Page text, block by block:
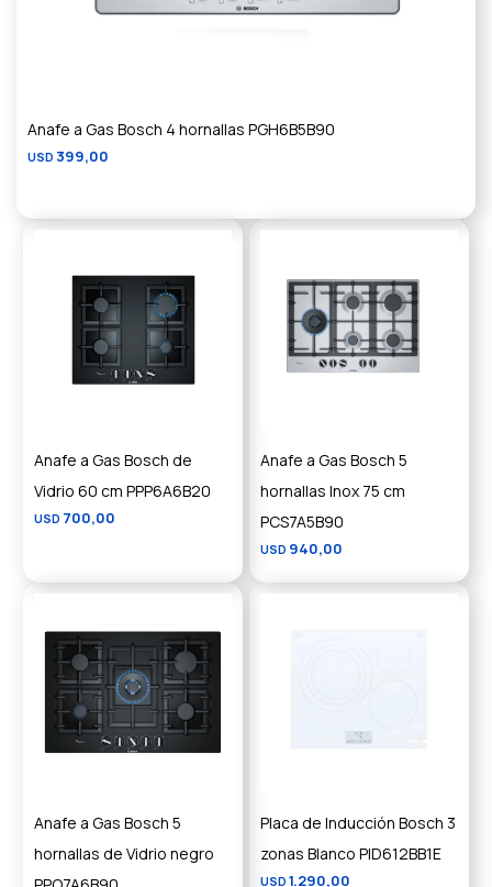
Anafe a Gas Bosch 4 hornallas PGH6B5B90
USD 399,00
Anafe a Gas Bosch de
Vidrio 60 cm PPP6A6B20
USD 700,00
Anafe a Gas Bosch 5
hornallas Inox 75 cm
PCS7A5B90
USD 940,00
Anafe a Gas Bosch 5
hornallas de Vidrio negro
Placa de Inducción Bosch 3
zonas Blanco PID612BB1E
USD 1.290,00